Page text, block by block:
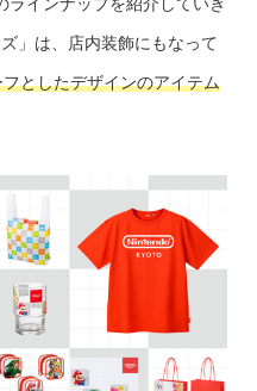
ラインナップを紹介していき
」は、店内装飾にもなって
としたデザインのアイテム